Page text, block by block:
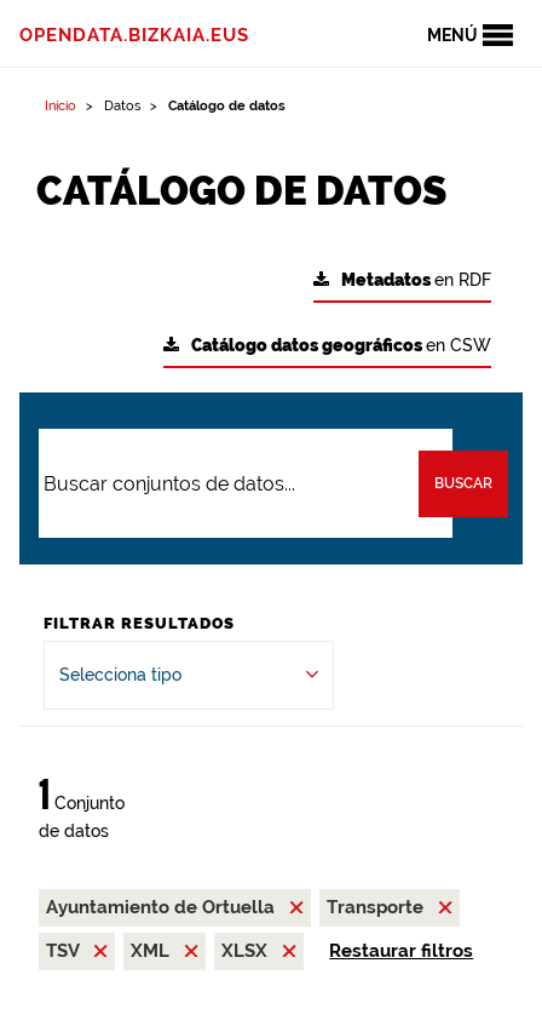
MENÚ
OPENDATA.BIZKAIA.EUS
Inicio Datos Catálogo de datos
CATÁLOGO DE DATOS
Metadatosen RDF
Catálogo datos geográficosen CSW
BUSCAR
FILTRAR RESULTADOS
Selecciona tipo
1 Conjunto
de datos
Ayuntamiento de Ortuella
Transporte
TSV
XML XLSX Restaurar filtros